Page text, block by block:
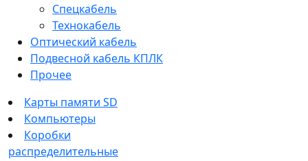
Спецкабель
Технокабель
Оптический кабель
Подвесной кабель КПЛК
Прочее
Карты памяти SD
Компьютеры
Коробки
распределительные